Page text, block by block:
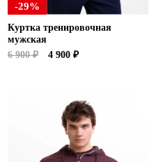
-29%
Куртка тренировочная
мужская
6 900 ₽
4 900 ₽